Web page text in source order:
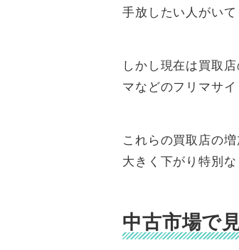
手放したい人がい
しかし現在は買取
マなどのフリマサ
これらの買取店の
大きく下がり特別
中古市場で